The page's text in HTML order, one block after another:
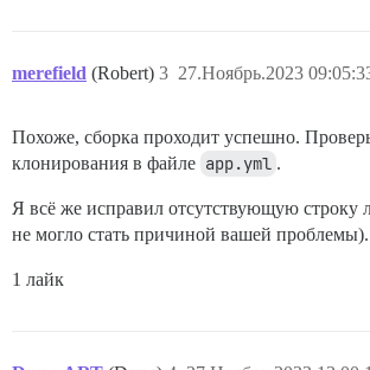
merefield (Robert) 27.Ноябрь.2023
3
Похоже, сборка проходит успешно.
клонирования в файле app.yml .
Я всё же исправил отсутствующую строку
не могло стать причиной вашей проблемы).
1 лайк